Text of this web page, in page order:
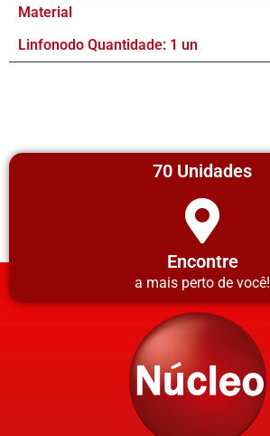
Material
Linfonodo Quantidade: 1 un
70 Unidades
Encontre
a mais perto de você!